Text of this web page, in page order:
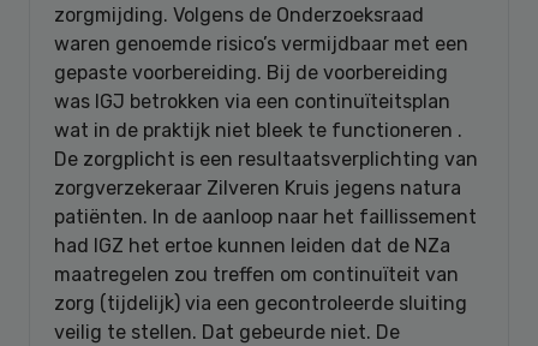
zorgmijding. Volgens de Onderzoeksraad
waren genoemde risico’s vermijdbaar met een
gepaste voorbereiding. Bij de voorbereiding
was IGJ betrokken via een continuïteitsplan
wat in de praktijk niet bleek te functioneren .
De zorgplicht is een resultaatsverplichting van
zorgverzekeraar Zilveren Kruis jegens natura
patiënten. In de aanloop naar het faillissement
had IGZ het ertoe kunnen leiden dat de NZa
maatregelen zou treffen om continuïteit van
zorg (tijdelijk) via een gecontroleerde sluiting
veilig te stellen. Dat gebeurde niet. De